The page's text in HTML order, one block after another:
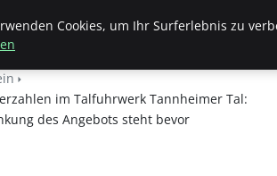
im Talfuhrwerk Tannheimer Tal:
des Angebots steht bevor
Cookies, um Ihr Surferlebnis zu